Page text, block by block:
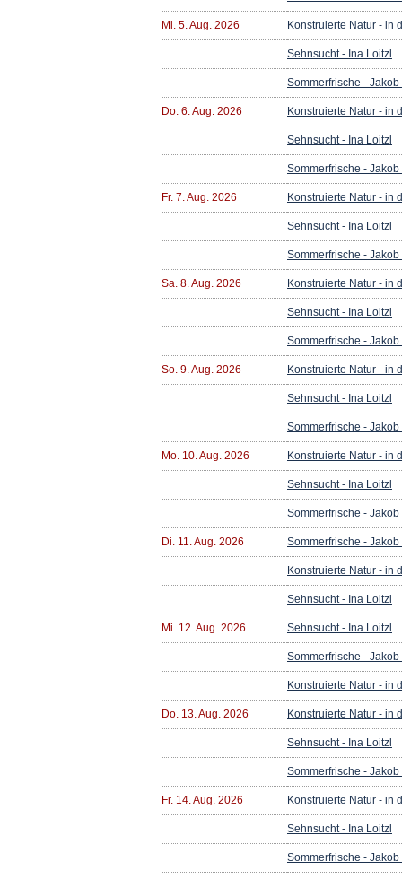
Mi. 5. Aug. 2026 Konstruierte Natur - in
Sehnsucht - Ina Loitzl
Sommerfrische -
Do. 6. Aug. 2026 Konstruierte Natur - in
Sehnsucht - Ina Loitzl
Sommerfrische -
Fr. 7. Aug. 2026 Konstruierte Natur - in
Sehnsucht - Ina Loitzl
Sommerfrische -
Sa. 8. Aug. 2026 Konstruierte Natur - in
Sehnsucht - Ina Loitzl
Sommerfrische -
So. 9. Aug. 2026 Konstruierte Natur - in
Sehnsucht - Ina Loitzl
Sommerfrische -
Mo. 10. Aug. 2026 Konstruierte Natur - in
Sehnsucht - Ina Loitzl
Sommerfrische -
Di. 11. Aug. 2026 Sommerfrische -
Konstruierte Natur - in
Sehnsucht - Ina Loitzl
Mi. 12. Aug. 2026 Sehnsucht - Ina Loitzl
Sommerfrische -
Konstruierte Natur - in
Do. 13. Aug. 2026 Konstruierte Natur - in
Sehnsucht - Ina Loitzl
Sommerfrische -
Fr. 14. Aug. 2026 Konstruierte Natur - in
Sehnsucht - Ina Loitzl
Sommerfrische -